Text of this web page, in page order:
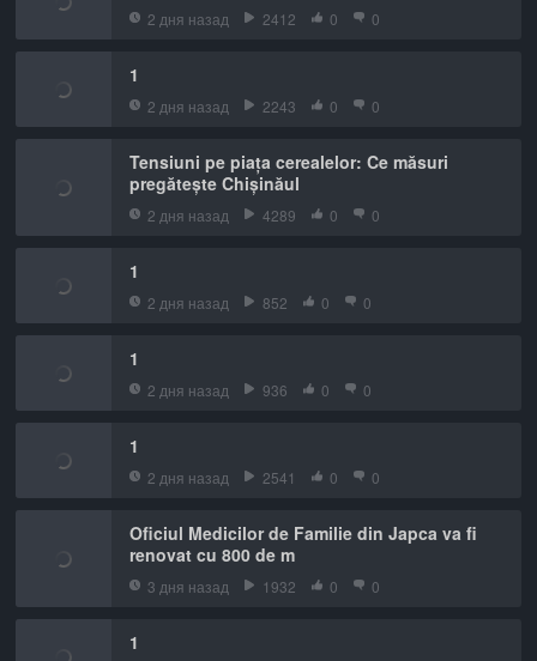
2 дня назад 2412 0 0
1
2 дня назад 2243 0 0
Tensiuni pe piața cerealelor: Ce măsuri
pregătește Chișinăul
2 дня назад 4289 0 0
1
2 дня назад 852 0 0
1
2 дня назад 936 0 0
1
2 дня назад 2541 0 0
Oficiul Medicilor de Familie din Japca va fi
renovat cu 800 de m
3 дня назад 1932 0 0
1